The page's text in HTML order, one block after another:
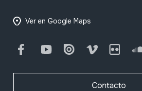
Ver en Google Maps
FacebookYoutube Issuu Vimeo Flickr
Contacto